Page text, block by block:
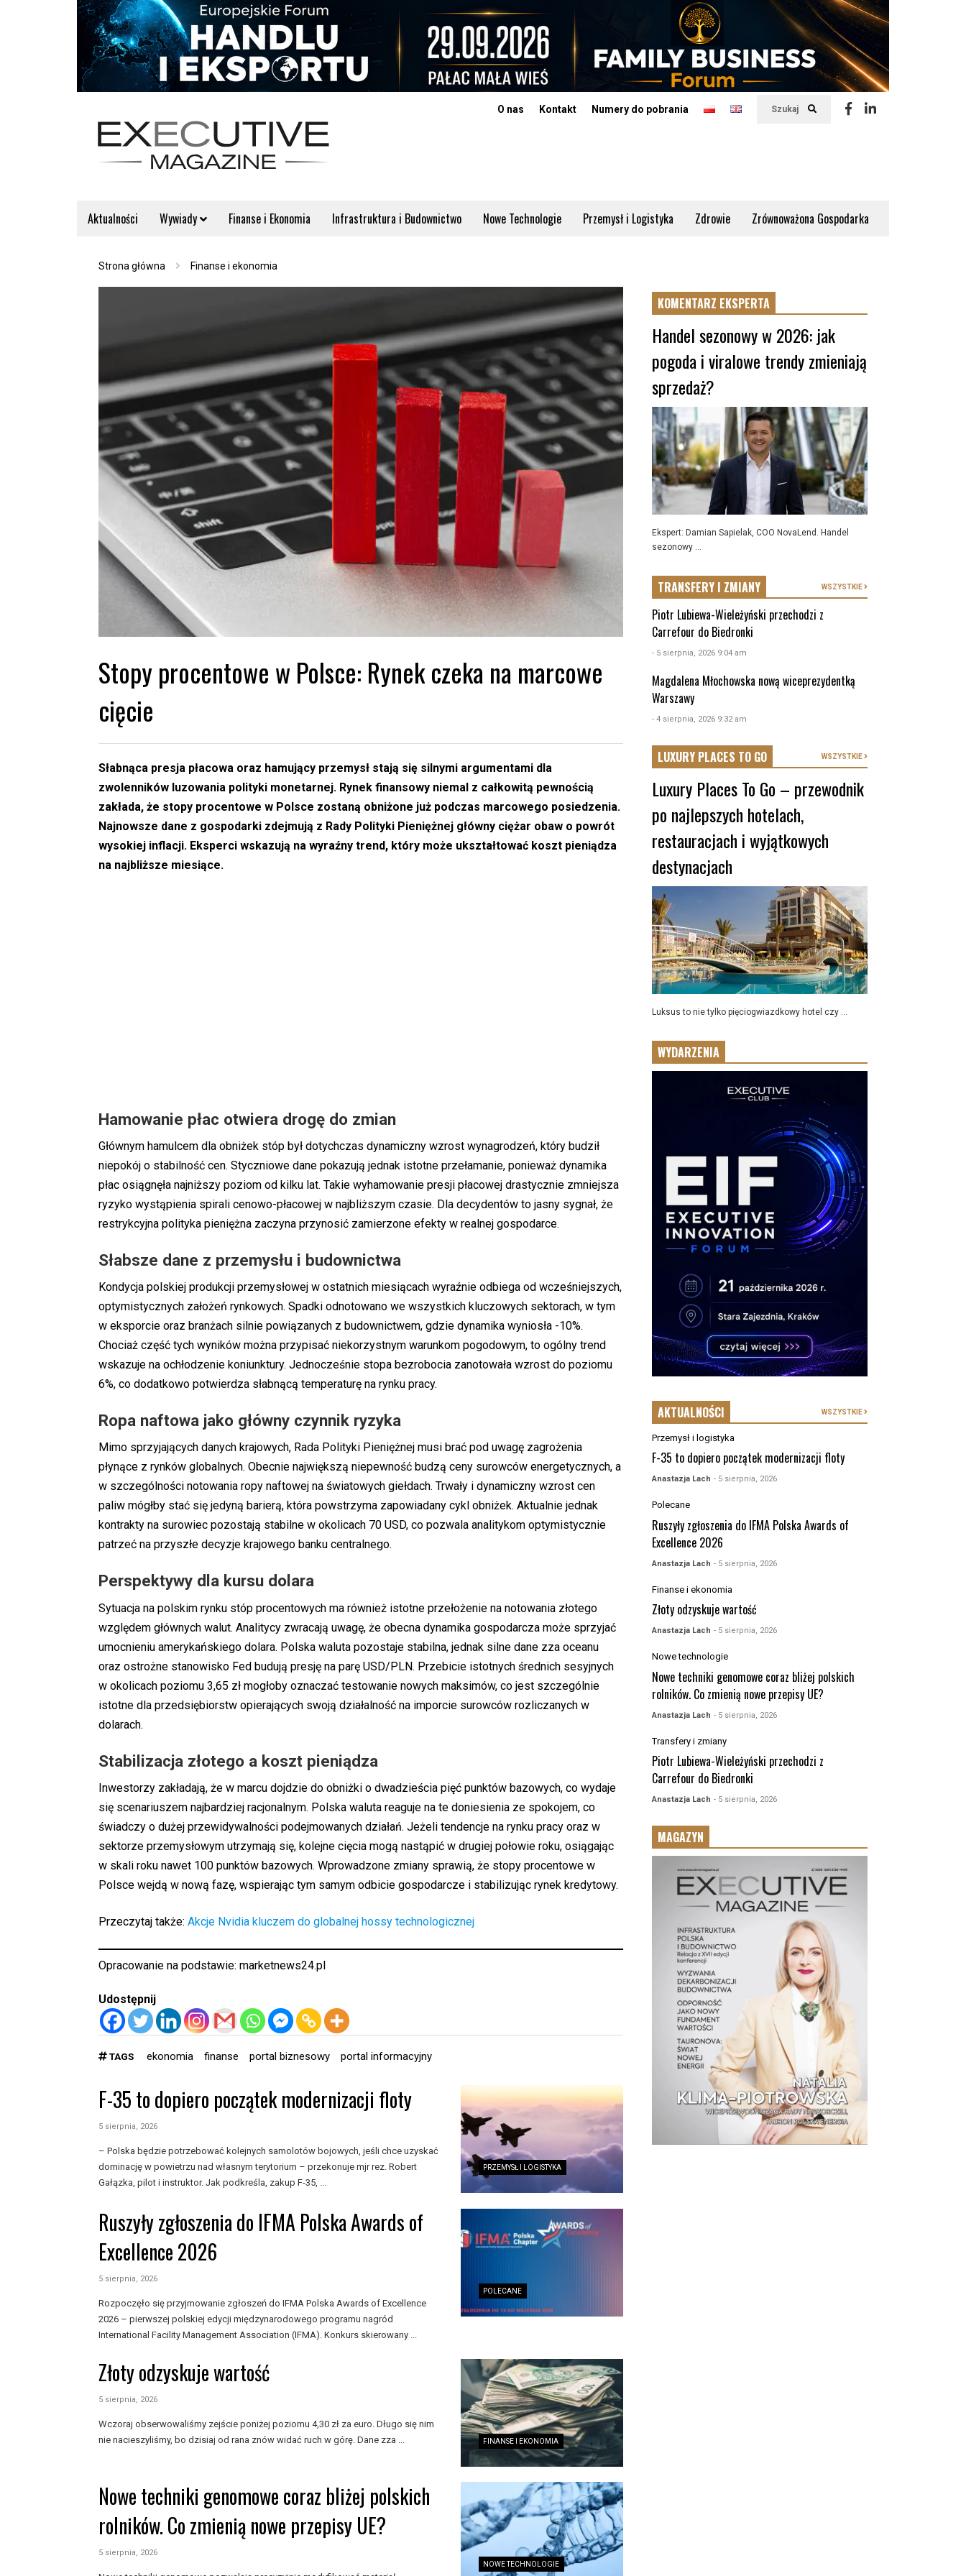
Szukaj
O nas Kontakt Numery do pobrania
Aktualności Wywiady Finanse i Ekonomia Infrastruktura i Budownictwo Nowe Technologie Przemysł i Logistyka Zdrowie Zrównoważona Gospodarka
Strona główna Finanse i ekonomia
Stopy procentowe w Polsce: Rynek czeka na marcowe
cięcie
Słabnąca presja płacowa oraz hamujący przemysł stają się silnymi argumentami dla
zwolenników luzowania polityki monetarnej. Rynek finansowy niemal z całkowitą pewnością
zakłada, że stopy procentowe w Polsce zostaną obniżone już podczas marcowego posiedzenia.
Najnowsze dane z gospodarki zdejmują z Rady Polityki Pieniężnej główny ciężar obaw o powrót
wysokiej inflacji. Eksperci wskazują na wyraźny trend, który może ukształtować koszt pieniądza
na najbliższe miesiące.
Hamowanie płac otwiera drogę do zmian
Głównym hamulcem dla obniżek stóp był dotychczas dynamiczny wzrost wynagrodzeń, który budził
niepokój o stabilność cen. Styczniowe dane pokazują jednak istotne przełamanie, ponieważ dynamika
płac osiągnęła najniższy poziom od kilku lat. Takie wyhamowanie presji płacowej drastycznie zmniejsza
ryzyko wystąpienia spirali cenowo-płacowej w najbliższym czasie. Dla decydentów to jasny sygnał, że
restrykcyjna polityka pieniężna zaczyna przynosić zamierzone efekty w realnej gospodarce.
Słabsze dane z przemysłu i budownictwa
Kondycja polskiej produkcji przemysłowej w ostatnich miesiącach wyraźnie odbiega od wcześniejszych,
optymistycznych założeń rynkowych. Spadki odnotowano we wszystkich kluczowych sektorach, w tym
w eksporcie oraz branżach silnie powiązanych z budownictwem, gdzie dynamika wyniosła -10%.
Chociaż część tych wyników można przypisać niekorzystnym warunkom pogodowym, to ogólny trend
wskazuje na ochłodzenie koniunktury. Jednocześnie stopa bezrobocia zanotowała wzrost do poziomu
6%, co dodatkowo potwierdza słabnącą temperaturę na rynku pracy.
Ropa naftowa jako główny czynnik ryzyka
Mimo sprzyjających danych krajowych, Rada Polityki Pieniężnej musi brać pod uwagę zagrożenia
płynące z rynków globalnych. Obecnie największą niepewność budzą ceny surowców energetycznych, a
w szczególności notowania ropy naftowej na światowych giełdach. Trwały i dynamiczny wzrost cen
paliw mógłby stać się jedyną barierą, która powstrzyma zapowiadany cykl obniżek. Aktualnie jednak
kontrakty na surowiec pozostają stabilne w okolicach 70 USD, co pozwala analitykom optymistycznie
patrzeć na przyszłe decyzje krajowego banku centralnego.
Perspektywy dla kursu dolara
Sytuacja na polskim rynku stóp procentowych ma również istotne przełożenie na notowania złotego
względem głównych walut. Analitycy zwracają uwagę, że obecna dynamika gospodarcza może sprzyjać
umocnieniu amerykańskiego dolara. Polska waluta pozostaje stabilna, jednak silne dane zza oceanu
oraz ostrożne stanowisko Fed budują presję na parę USD/PLN. Przebicie istotnych średnich sesyjnych
w okolicach poziomu 3,65 zł mogłoby oznaczać testowanie nowych maksimów, co jest szczególnie
istotne dla przedsiębiorstw opierających swoją działalność na imporcie surowców rozliczanych w
dolarach.
Stabilizacja złotego a koszt pieniądza
Inwestorzy zakładają, że w marcu dojdzie do obniżki o dwadzieścia pięć punktów bazowych, co wydaje
się scenariuszem najbardziej racjonalnym. Polska waluta reaguje na te doniesienia ze spokojem, co
świadczy o dużej przewidywalności podejmowanych działań. Jeżeli tendencje na rynku pracy oraz w
sektorze przemysłowym utrzymają się, kolejne cięcia mogą nastąpić w drugiej połowie roku, osiągając
w skali roku nawet 100 punktów bazowych. Wprowadzone zmiany sprawią, że stopy procentowe w
Polsce wejdą w nową fazę, wspierając tym samym odbicie gospodarcze i stabilizując rynek kredytowy.
Przeczytaj także: Akcje Nvidia kluczem do globalnej hossy technologicznej
Opracowanie na podstawie: marketnews24.pl
Udostępnij
TAGS ekonomia finanse portal biznesowy portal informacyjny
PRZEMYSŁ I LOGISTYKA
F-35 to dopiero początek modernizacji floty
5 sierpnia, 2026
– Polska będzie potrzebować kolejnych samolotów bojowych, jeśli chce uzyskać
dominację w powietrzu nad własnym terytorium – przekonuje mjr rez. Robert
Gałązka, pilot i instruktor. Jak podkreśla, zakup F-35, ...
POLECANE
Ruszyły zgłoszenia do IFMA Polska Awards of
Excellence 2026
5 sierpnia, 2026
Rozpoczęło się przyjmowanie zgłoszeń do IFMA Polska Awards of Excellence
2026 – pierwszej polskiej edycji międzynarodowego programu nagród
International Facility Management Association (IFMA). Konkurs skierowany ...
FINANSE I EKONOMIA
Złoty odzyskuje wartość
5 sierpnia, 2026
Wczoraj obserwowaliśmy zejście poniżej poziomu 4,30 zł za euro. Długo się nim
nie nacieszyliśmy, bo dzisiaj od rana znów widać ruch w górę. Dane zza ...
NOWE TECHNOLOGIE
Nowe techniki genomowe coraz bliżej polskich
rolników. Co zmienią nowe przepisy UE?
5 sierpnia, 2026
KOMENTARZ EKSPERTA
Handel sezonowy w 2026: jak
pogoda i viralowe trendy zmieniają
sprzedaż?
Ekspert: Damian Sapielak, COO NovaLend. Handel
sezonowy ...
TRANSFERY I ZMIANY WSZYSTKIE
Piotr Lubiewa-Wieleżyński przechodzi z
Carrefour do Biedronki
- 5 sierpnia, 2026 9:04 am
Magdalena Młochowska nową wiceprezydentką
Warszawy
- 4 sierpnia, 2026 9:32 am
LUXURY PLACES TO GO WSZYSTKIE
Luxury Places To Go – przewodnik
po najlepszych hotelach,
restauracjach i wyjątkowych
destynacjach
Luksus to nie tylko pięciogwiazdkowy hotel czy ...
WYDARZENIA
AKTUALNOŚCI WSZYSTKIE
Przemysł i logistyka
F-35 to dopiero początek modernizacji floty
Anastazja Lach - 5 sierpnia, 2026
Polecane
Ruszyły zgłoszenia do IFMA Polska Awards of
Excellence 2026
Anastazja Lach - 5 sierpnia, 2026
Finanse i ekonomia
Złoty odzyskuje wartość
Anastazja Lach - 5 sierpnia, 2026
Nowe technologie
Nowe techniki genomowe coraz bliżej polskich
rolników. Co zmienią nowe przepisy UE?
Anastazja Lach - 5 sierpnia, 2026
Transfery i zmiany
Piotr Lubiewa-Wieleżyński przechodzi z
Carrefour do Biedronki
Anastazja Lach - 5 sierpnia, 2026
MAGAZYN